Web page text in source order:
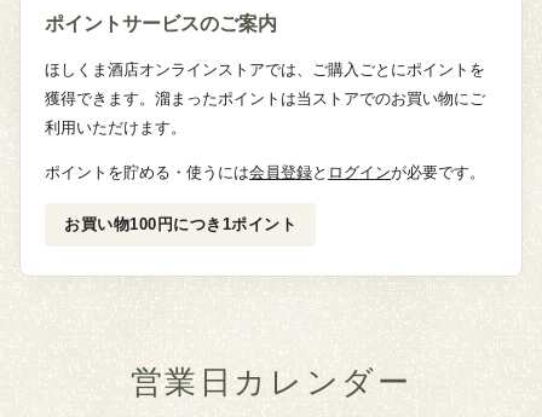
ポイントサービスのご案内
ほしくま酒店オンラインストアでは、ご購入ごとにポイントを
獲得できます。溜まったポイントは当ストアでのお買い物にご
利用いただけます。
ポイントを貯める・使うには会員登録と ログインが必要です。
お買い物100円につき1ポイント
営業日カレンダー